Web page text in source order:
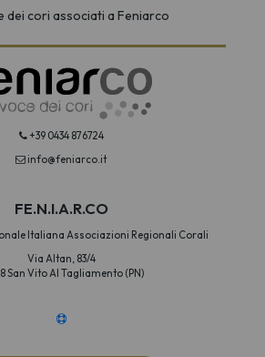
dei cori associati a Feniarco
+39 0434 876724
info@feniarco.it
FE.N.I.A.R.CO
Italiana Associazioni Regionali Corali
Via Altan, 83/4
San Vito Al Tagliamento (PN)